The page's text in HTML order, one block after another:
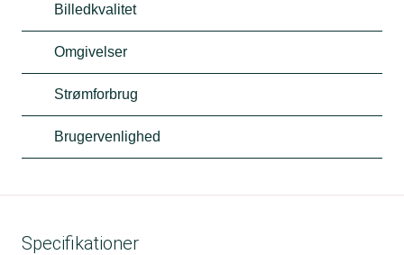
Billedkvalitet
Omgivelser
Strømforbrug
Brugervenlighed
Specifikationer